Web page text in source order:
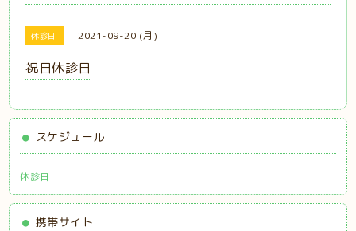
休診日 2021-09-20 (月)
祝日休診日
スケジュール
休診日
携帯サイト